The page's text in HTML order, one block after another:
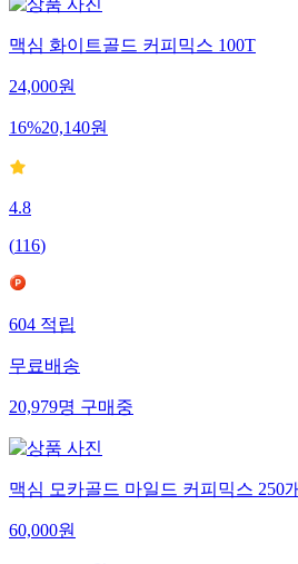
맥심 화이트골드 커피믹스 100T
24,000원
16%20,140원
4.8
(116)
604적립
무료배송
20,979명구매중
맥심 모카골드 마일드 커피믹스 250
60,000원